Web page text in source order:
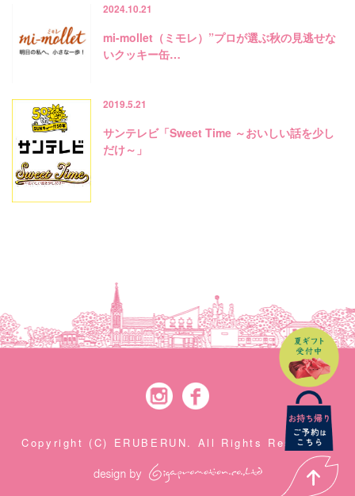
2024.10.21
mi-mollet（ミモレ）”プロが選ぶ秋の見逃せな
いクッキー缶…
2019.5.21
サンテレビ「Sweet Time ～おいしい話を少し
だけ～」
Copyright (C) ERUBERUN. All Rights Reserved.
PAGE TOP